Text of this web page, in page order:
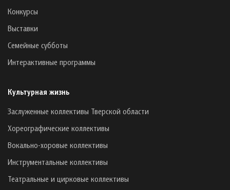
Конкурсы
Выставки
Семейные субботы
Интерактивные программы
Культурная жизнь
Заслуженные коллективы Тверской области
Хореографические коллективы
Вокально-хоровые коллективы
Инструментальные коллективы
Театральные и цирковые коллективы